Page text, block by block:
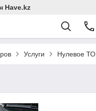
Have.kz
Услуги Нулевое ТО